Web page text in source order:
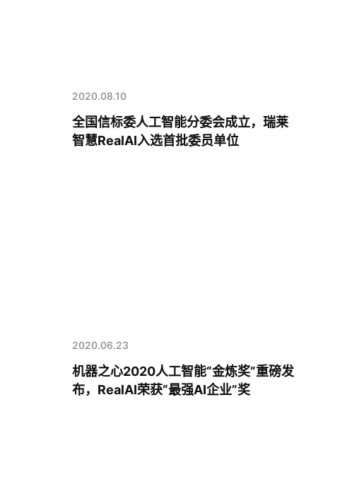
2020.08.10
全国信标委人工智能分委会成立，瑞莱
智慧RealAI入选首批委员单位
2020.06.23
机器之心2020人工智能“金炼奖”重磅发
布，RealAI荣获“最强AI企业”奖